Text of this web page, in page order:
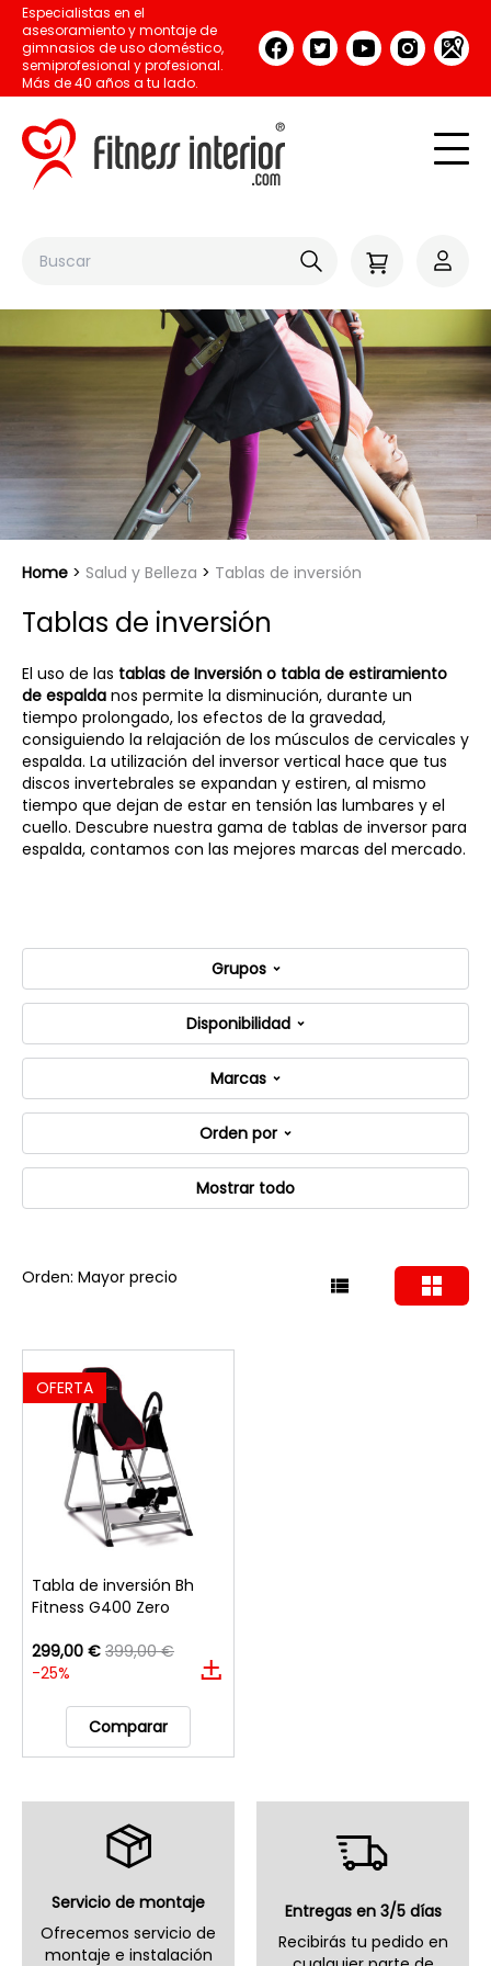
Especialistas en el
asesoramiento y montaje de
gimnasios de uso doméstico,
semiprofesional y profesional.
Más de 40 años a tu lado.
Home Salud y Belleza Tablas de inversión
Tablas de inversión
El uso de las tablas de Inversión o tabla de estiramiento
de espalda nos permite la disminución, durante un
tiempo prolongado, los efectos de la gravedad,
consiguiendo la relajación de los músculos de cervicales y
espalda. La utilización del inversor vertical hace que tus
discos invertebrales se expandan y estiren, al mismo
tiempo que dejan de estar en tensión las lumbares y el
cuello. Descubre nuestra gama de tablas de inversor para
espalda, contamos con las mejores marcas del mercado.
Grupos
Disponibilidad
Marcas
Orden por
Mostrar todo
Orden: Mayor precio
OFERTA
Tabla de inversión Bh
Fitness G400 Zero
299,00 € 399,00 €
-25%
Comparar
Servicio de montaje
Ofrecemos servicio de
montaje e instalación
Entregas en 3/5 días
Recibirás tu pedido en